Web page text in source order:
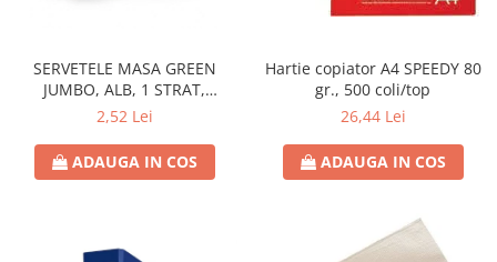
Lumanari
Mopuri
Odorizante cameră/auto
Odorizante toaletă
Saci menajeri
Tipizate
Tuș & more
SERVETELE MASA GREEN
JUMBO, ALB, 1 STRAT,
25X25CM
2,52 Lei
ADAUGA IN COS
Hartie copiator A4 SPEEDY 80
gr., 500 coli/top
26,44 Lei
ADAUGA IN COS